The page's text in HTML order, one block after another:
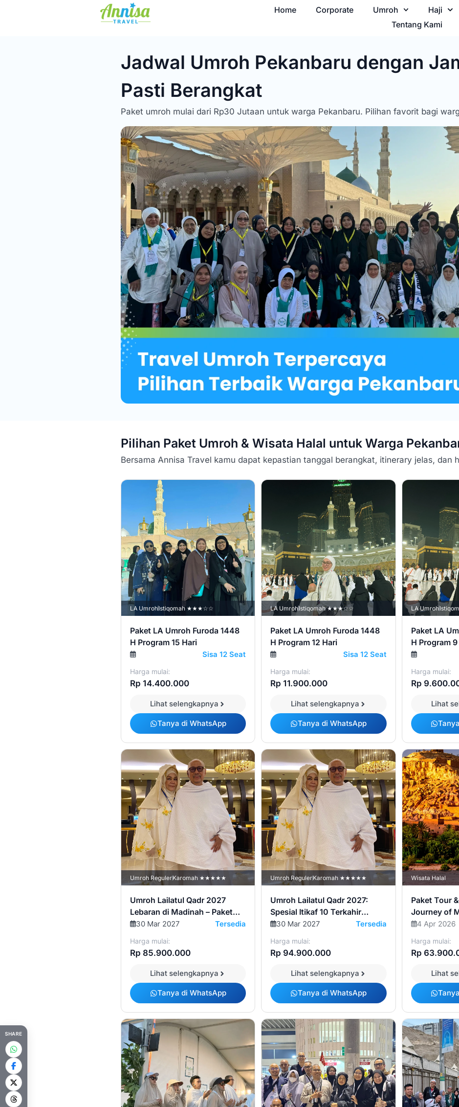
Home Corporate Umroh Haji
Tentang Kami
Jadwal Umroh Pekanbaru dengan
Pasti Berangkat
Paket umroh mulai dari Rp30 Jutaan untuk warga Pekanbaru. Pilihan favorit bagi
Pilihan Paket Umroh & Wisata Halal untuk Warga
Bersama Annisa Travel kamu dapat kepastian tanggal berangkat, itinerary jelas, dan
LA UmrohIstiqomah ★★★☆☆
Paket LA Umroh Furoda 1448
H Program 15 Hari
Sisa 12 Seat
Harga mulai:
Rp 14.400.000
Lihat selengkapnya
Tanya di WhatsApp
LA UmrohIstiqomah ★★★☆☆
Paket LA Umroh Furoda 1448
H Program 12 Hari
Sisa 12 Seat
Harga mulai:
Rp 11.900.000
Lihat selengkapnya
Tanya di WhatsApp
LA Umroh
Paket LA
H Program
Harga mulai:
Rp
Lihat
Umroh RegulerKaromah ★★★★★
Umroh Lailatul Qadr 2027
Lebaran di Madinah – Paket
Karomah
30 Mar 2027 Tersedia
Harga mulai:
Rp 85.900.000
Lihat selengkapnya
Tanya di WhatsApp
Umroh RegulerKaromah ★★★★★
Umroh Lailatul Qadr 2027:
Spesial Itikaf 10 Terkahir
Ramadhan di Tanah Suci
30 Mar 2027 Tersedia
Harga mulai:
Rp 94.900.000
Lihat selengkapnya
Tanya di WhatsApp
Wisata Halal
Paket Tour
Journey of
Malam
4 Apr 2026
Harga mulai:
Rp
Lihat
SHARE